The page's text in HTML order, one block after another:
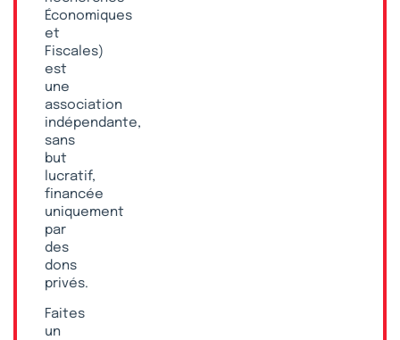
Économiques
et
Fiscales)
est
une
association
indépendante,
sans
but
lucratif,
financée
uniquement
par
des
dons
privés.
Faites
un